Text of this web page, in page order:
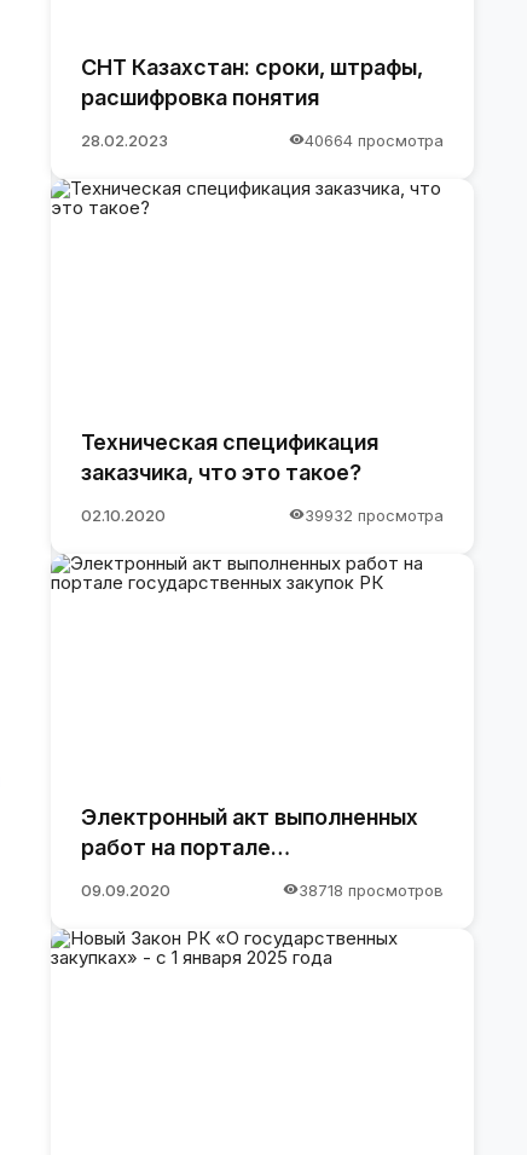
СНТ Казахстан: сроки, штрафы,
расшифровка понятия
28.02.2023 40664 просмотра
Техническая спецификация
заказчика, что это такое?
02.10.2020 39932 просмотра
Электронный акт выполненных
работ на портале
09.09.2020 38718 просмотров